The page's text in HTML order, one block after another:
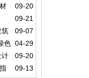
09-20
09-21
09-07
04-29
色
品展播09-20
计
09-13